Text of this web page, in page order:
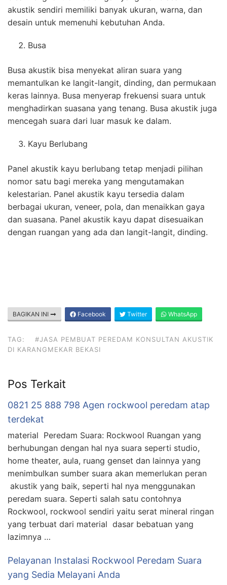
akustik sendiri memiliki banyak ukuran, warna, dan
desain untuk memenuhi kebutuhan Anda.
Busa
Busa akustik bisa menyekat aliran suara yang
memantulkan ke langit-langit, dinding, dan permukaan
keras lainnya. Busa menyerap frekuensi suara untuk
menghadirkan suasana yang tenang. Busa akustik juga
mencegah suara dari luar masuk ke dalam.
Kayu Berlubang
Panel akustik kayu berlubang tetap menjadi pilihan
nomor satu bagi mereka yang mengutamakan
kelestarian. Panel akustik kayu tersedia dalam
berbagai ukuran, veneer, pola, dan menaikkan gaya
dan suasana. Panel akustik kayu dapat disesuaikan
dengan ruangan yang ada dan langit-langit, dinding.
BAGIKAN INI Facebook Twitter WhatsApp
TAG:
#JASA PEMBUAT PEREDAM KONSULTAN AKUSTIK
DI KARANGMEKAR BEKASI
Pos Terkait
0821 25 888 798 Agen rockwool peredam atap
terdekat
material Peredam Suara: Rockwool Ruangan yang
berhubungan dengan hal nya suara seperti studio,
home theater, aula, ruang genset dan lainnya yang
menimbulkan sumber suara akan memerlukan peran
akustik yang baik, seperti hal nya menggunakan
peredam suara. Seperti salah satu contohnya
Rockwool, rockwool sendiri yaitu serat mineral ringan
yang terbuat dari material dasar bebatuan yang
lazimnya …
Pelayanan Instalasi Rockwool Peredam Suara
yang Sedia Melayani Anda